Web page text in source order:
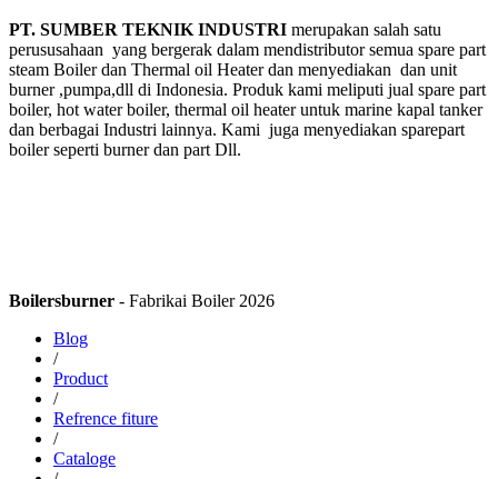
PT. SUMBER TEKNIK INDUSTRI merupakan salah satu
perususahaan yang bergerak dalam mendistributor semua spare part
steam Boiler dan Thermal oil Heater dan menyediakan dan unit
burner ,pumpa,dll di Indonesia. Produk kami meliputi jual spare part
boiler, hot water boiler, thermal oil heater untuk marine kapal tanker
dan berbagai Industri lainnya. Kami juga menyediakan sparepart
boiler seperti burner dan part Dll.
Boilersburner - Fabrikai Boiler 2026
Blog
/
Product
/
Refrence fiture
/
Cataloge